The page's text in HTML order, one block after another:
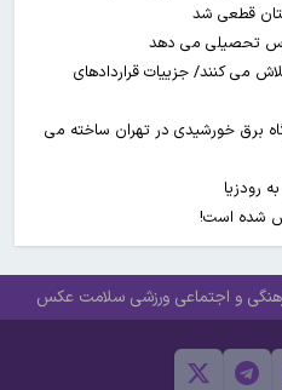
قطعی شد
تحصیلی می دهد
می کنند/ جزییات قراردادهای
برق خورشیدی در تهران ساخته می
رودزیا
شده است!
و اجتماعی ورزشی سلامت عکس